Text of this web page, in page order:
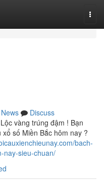
News
Discuss
vàng trúng đậm ! Bạn
số Miền Bắc hôm nay ?
bach-
nay-sieu-chuan/